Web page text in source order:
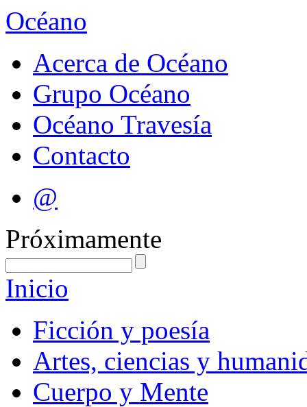
Océano
Acerca de Océano
Grupo Océano
Océano Travesía
Contacto
@
Próximamente
Inicio
Ficción y poesía
Artes, ciencias y
Cuerpo y Mente